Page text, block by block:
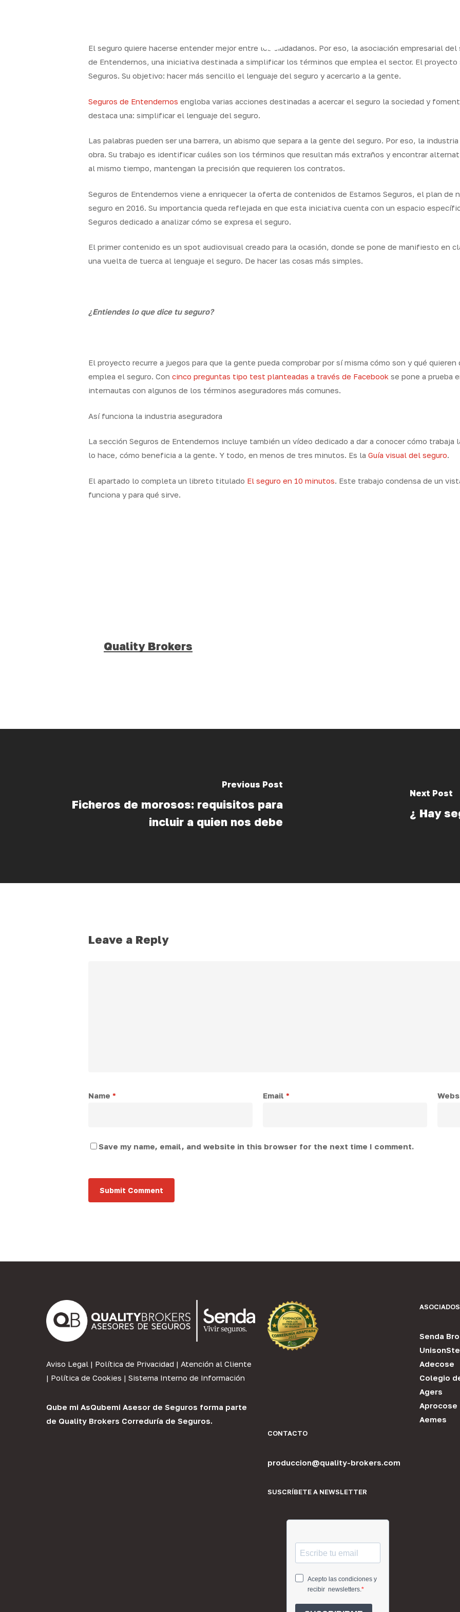
El seguro quiere hacerse entender mejor entre los ciudadanos. Por eso, la asociación empresarial del
de Entendernos, una iniciativa destinada a simplificar los términos que emplea el sector. El
Seguros. Su objetivo: hacer más sencillo el lenguaje del seguro y acercarlo a la gente.
Seguros de Entendernos engloba varias acciones destinadas a acercar el seguro la sociedad y
destaca una: simplificar el lenguaje del seguro.
Las palabras pueden ser una barrera, un abismo que separa a la gente del seguro. Por eso, la
obra. Su trabajo es identificar cuáles son los términos que resultan más extraños y encontrar
al mismo tiempo, mantengan la precisión que requieren los contratos.
Seguros de Entendernos viene a enriquecer la oferta de contenidos de Estamos Seguros, el plan de
seguro en 2016. Su importancia queda reflejada en que esta iniciativa cuenta con un espacio
Seguros dedicado a analizar cómo se expresa el seguro.
El primer contenido es un spot audiovisual creado para la ocasión, donde se pone de manifiesto en
una vuelta de tuerca al lenguaje el seguro. De hacer las cosas más simples.
¿Entiendes lo que dice tu seguro?
El proyecto recurre a juegos para que la gente pueda comprobar por sí misma cómo son y qué
emplea el seguro. Con cinco preguntas tipo test planteadas a través de Facebook se pone a prueba
internautas con algunos de los términos aseguradores más comunes.
Así funciona la industria aseguradora
La sección Seguros de Entendernos incluye también un vídeo dedicado a dar a conocer cómo trabaja
lo hace, cómo beneficia a la gente. Y todo, en menos de tres minutos. Es la Guía visual del seguro.
El apartado lo completa un libreto titulado El seguro en 10 minutos . Este trabajo condensa de un
funciona y para qué sirve.
Quality Brokers
Previous Post
Ficheros de morosos: requisitos para
incluir a quien nos debe
Next Post
¿ Hay
Leave a Reply
Name * Email *
Save my name, email, and website in this browser for the next time I comment.
Aviso Legal | Política de Privacidad | Atención al Cliente
| Política de Cookies | Sistema Interno de Información
Qube mi AsQubemi Asesor de Seguros forma parte
de Quality Brokers Correduría de Seguros.
Senda
Adecose
Colegio
Agers
Aprocose
Aemes
CONTACTO
produccion@quality-brokers.com
SUSCRÍBETE A NEWSLETTER